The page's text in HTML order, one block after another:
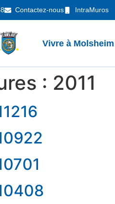
Contactez-nous IntraMuros
Vivre à Molsheim
: 2011
cookies